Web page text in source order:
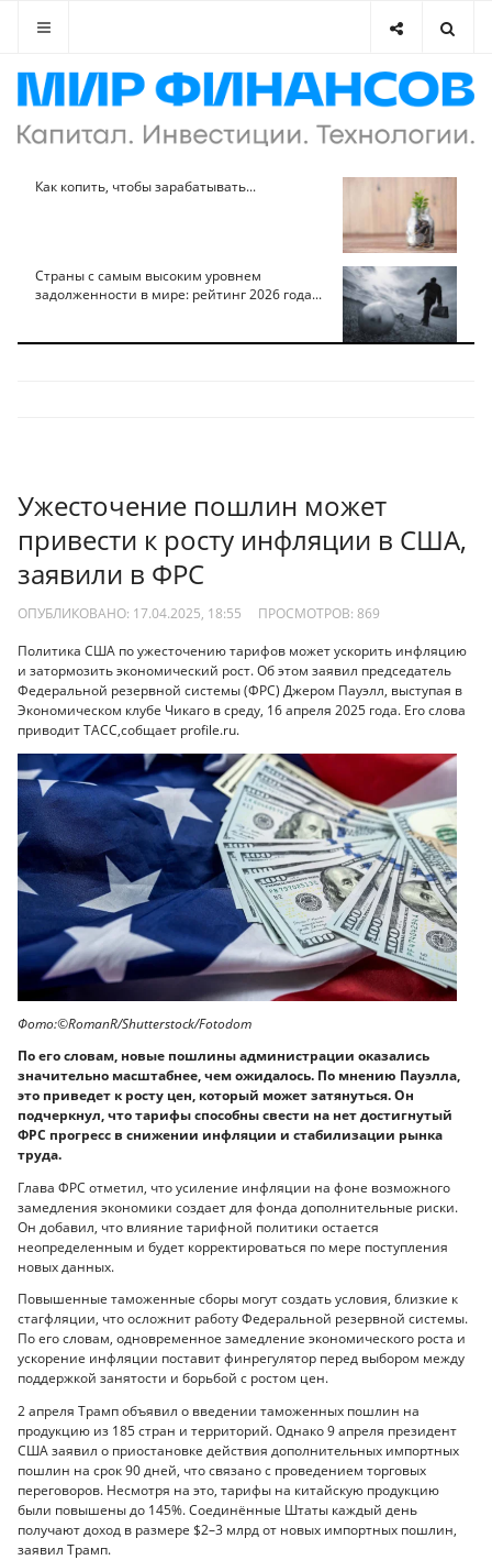
Как копить, чтобы зарабатывать...
Страны с самым высоким уровнем
задолженности в мире: рейтинг 2026 года...
Ужесточение пошлин может
привести к росту инфляции в США,
заявили в ФРС
ОПУБЛИКОВАНО: 17.04.2025, 18:55 ПРОСМОТРОВ: 869
Политика США по ужесточению тарифов может ускорить инфляцию
и затормозить экономический рост. Об этом заявил председатель
Федеральной резервной системы (ФРС) Джером Пауэлл, выступая в
Экономическом клубе Чикаго в среду, 16 апреля 2025 года. Его слова
приводит ТАСС,собщает profile.ru.
Фото:©RomanR/Shutterstock/Fotodom
По его словам, новые пошлины администрации оказались
значительно масштабнее, чем ожидалось. По мнению Пауэлла,
это приведет к росту цен, который может затянуться. Он
подчеркнул, что тарифы способны свести на нет достигнутый
ФРС прогресс в снижении инфляции и стабилизации рынка
труда.
Глава ФРС отметил, что усиление инфляции на фоне возможного
замедления экономики создает для фонда дополнительные риски.
Он добавил, что влияние тарифной политики остается
неопределенным и будет корректироваться по мере поступления
новых данных.
Повышенные таможенные сборы могут создать условия, близкие к
стагфляции, что осложнит работу Федеральной резервной системы.
По его словам, одновременное замедление экономического роста и
ускорение инфляции поставит финрегулятор перед выбором между
поддержкой занятости и борьбой с ростом цен.
2 апреля Трамп объявил о введении таможенных пошлин на
продукцию из 185 стран и территорий. Однако 9 апреля президент
США заявил о приостановке действия дополнительных импортных
пошлин на срок 90 дней, что связано с проведением торговых
переговоров. Несмотря на это, тарифы на китайскую продукцию
были повышены до 145%. Соединённые Штаты каждый день
получают доход в размере $2–3 млрд от новых импортных пошлин,
заявил Трамп.